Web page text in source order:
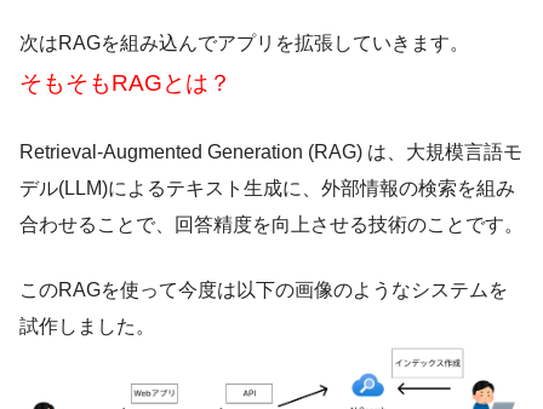
次はRAGを組み込んでアプリを拡張していきます。
そもそもRAGとは？
Retrieval-Augmented Generation (RAG) は、 大規模言語モ
デル(LLM)によるテキスト生成に、外部情報の検索を組み
合わせることで、回答精度を向上させる技術のことです。
このRAGを使って今度は以下の画像のようなシステムを
試作しました。